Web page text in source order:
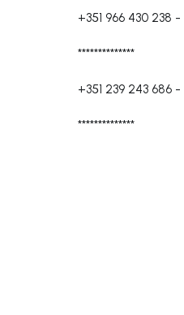
+351 966 430 238 -
**************
+351 239 243 686 -
**************